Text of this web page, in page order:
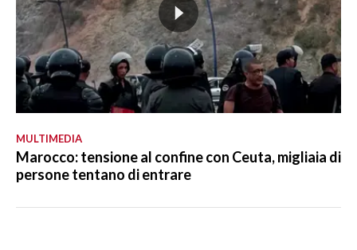
MULTIMEDIA
Marocco: tensione al confine con Ceuta, migliaia di
persone tentano di entrare